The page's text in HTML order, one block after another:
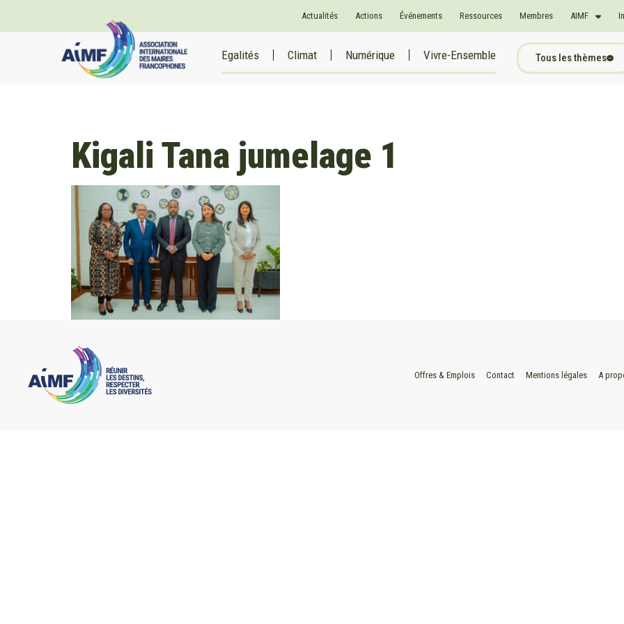
Actualités Actions Événements Ressources Membres AIMF
Egalités Climat Numérique Vivre-Ensemble Tous les thèmes
Kigali Tana jumelage 1
Offres & Emplois Contact Mentions légales A